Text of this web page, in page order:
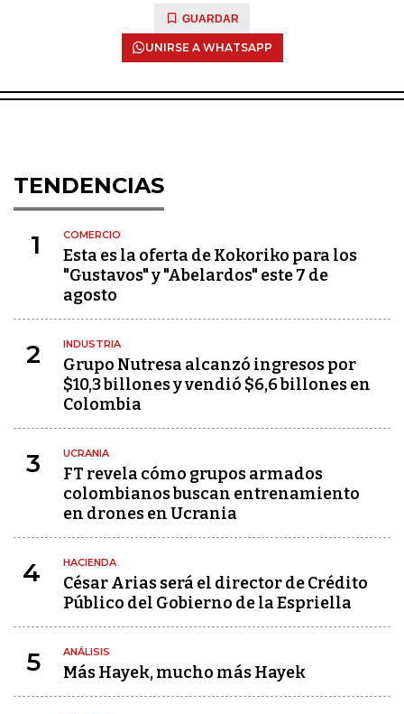
GUARDAR
UNIRSE A WHATSAPP
TENDENCIAS
1 COMERCIO
Esta es la oferta de Kokoriko para los
"Gustavos" y "Abelardos" este 7 de
agosto
2 INDUSTRIA
Grupo Nutresa alcanzó ingresos por
$10,3 billones y vendió $6,6 billones en
Colombia
3 UCRANIA
FT revela cómo grupos armados
colombianos buscan entrenamiento
en drones en Ucrania
4 HACIENDA
César Arias será el director de Crédito
Público del Gobierno de la Espriella
5 ANÁLISIS
Más Hayek, mucho más Hayek